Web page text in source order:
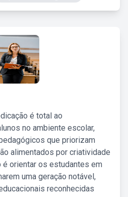
é total ao
no ambiente escolar,
que priorizam
alimentados por criatividade
é orientar os estudantes em
uma geração notável,
reconhecidas